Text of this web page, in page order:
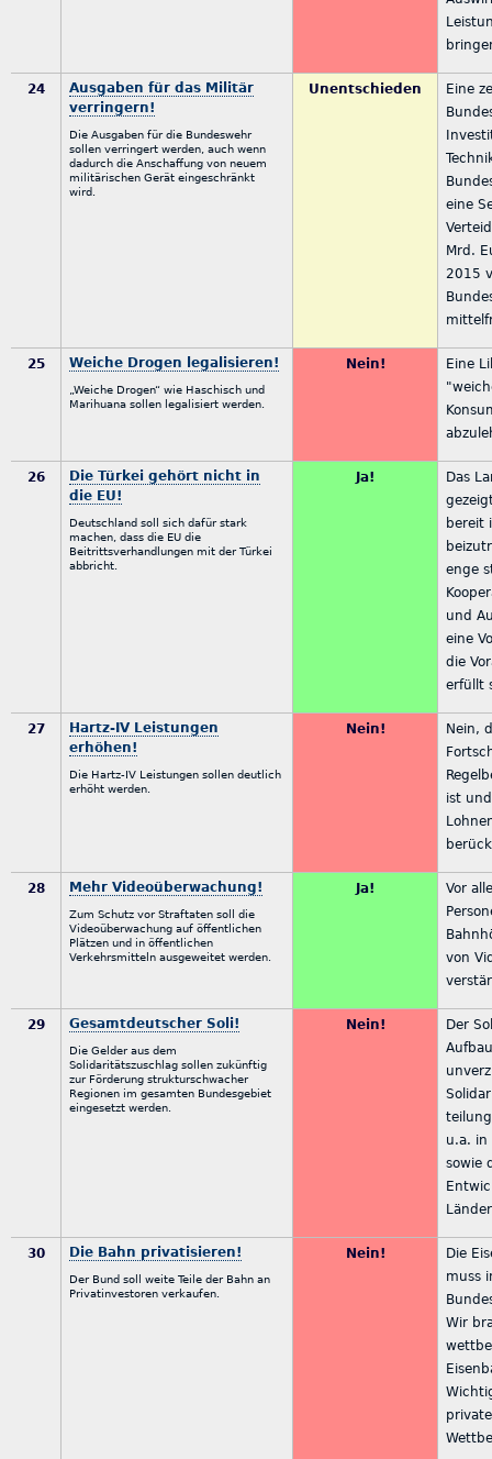
24
Ausgaben für das Militär
verringern!
Die Ausgaben für die Bundeswehr
sollen verringert werden, auch wenn
dadurch die Anschaffung von neuem
militärischen Gerät eingeschränkt
wird.
Unentschieden
Eine
eine
Mrd.
2015
25 Weiche Drogen legalisieren!
„Weiche Drogen“ wie Haschisch und
Marihuana sollen legalisiert werden.
Nein!
Eine
26
Die Türkei gehört nicht in
die EU!
Deutschland soll sich dafür stark
machen, dass die EU die
Beitrittsverhandlungen mit der Türkei
abbricht.
Ja!
Das
bereit
enge
und
eine
die
erfüllt
27
Hartz-IV Leistungen
erhöhen!
Die Hartz-IV Leistungen sollen deutlich
erhöht werden.
Nein!
Nein,
ist
28 Mehr Videoüberwachung!
Zum Schutz vor Straftaten soll die
Videoüberwachung auf öffentlichen
Plätzen und in öffentlichen
Verkehrsmitteln ausgeweitet werden.
Ja!
Vor
von
29 Gesamtdeutscher Soli!
Die Gelder aus dem
Solidaritätszuschlag sollen zukünftig
zur Förderung strukturschwacher
Regionen im gesamten Bundesgebiet
eingesetzt werden.
Nein!
Der
u.a.
sowie
30 Die Bahn privatisieren!
Der Bund soll weite Teile der Bahn an
Privatinvestoren verkaufen.
Nein!
Die
muss
Wir